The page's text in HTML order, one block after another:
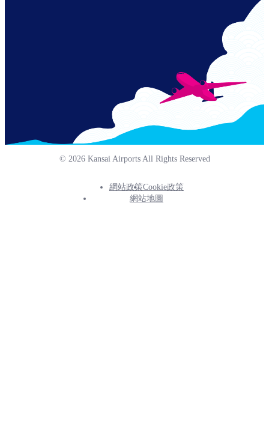
© 2026 Kansai Airports All Rights Reserved
Footer
網站政策Cookie政策
網站地圖